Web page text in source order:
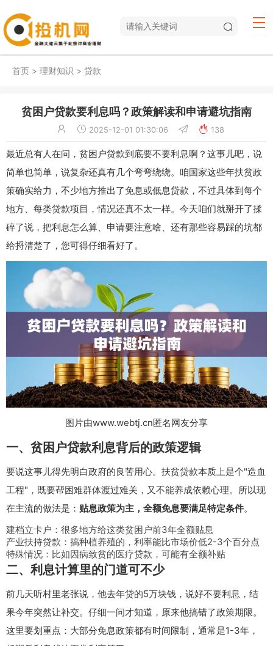
首页 > 理财知识 > 贷款
贫困户贷款要利息吗？政策解读和申请避坑指南
2025-12-01 01:30:06 138
最近总有人在问，贫困户贷款到底要不要利息啊？这事儿吧，说
简单也简单，说复杂还真有几个弯弯绕绕。咱国家这些年扶贫政
策确实给力，不少地方推出了免息或低息贷款，不过具体到每个
地方、每类贷款项目，情况还真不太一样。今天咱们就掰开了揉
碎了说，把利息怎么算、申请要注意啥、还有那些容易踩的坑都
给捋清楚了，您可得仔细看好了。
图片由www.webtj.cn匿名网友分享
一、贫困户贷款利息背后的政策逻辑
要说这事儿得先明白政府的良苦用心。扶贫贷款本质上是个"造血
工程"，既要帮困难群体渡过难关，又不能养成依赖心理。所以现
在主流的做法是： 贴息政策为主，全额免息要满足特定条件。
建档立卡户：很多地方给这类贫困户前3年全额贴息
产业扶持贷款：搞种植养殖的，利率能比市场价低2-3个百分点
特殊情况：比如因病致贫的医疗贷款，可能有全额补贴
二、利息计算里的门道可不少
前几天听村里老张说，他去年贷的5万块钱，说好不要利息，结
果今年突然让补交。仔细一问才知道，原来他搞错了政策期限。
这里要划重点： 大部分免息政策都有时间限制 ，通常是1-3年，